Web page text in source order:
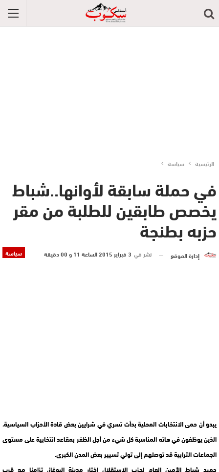
الرئيسية سياسة
في حملة سابقة لأوانها..شباط
يخصص طابقين للطلبة من مقر
حزبه بطنجة
سياسة إدارة الموقع نشر في 3 فبراير 2015 الساعة 11 و 00 دقيقة
يبدو أن حمى الانتخابات المحلية بدأت تسري في شرايين بعض قادة الأحزاب السياسية،
الذين يوظفون في هاته المناسبة كل شيء من أجل الظفر بمقاعد انتخابية على مستوى
الجماعات الترابية قد توصلهم إلى تولي تسيير بعض المدن الكبرى.
حميد شباط الأمين العام لحزب الاستقلال اختار مدينة البوغاز، تزامنا مع قرب